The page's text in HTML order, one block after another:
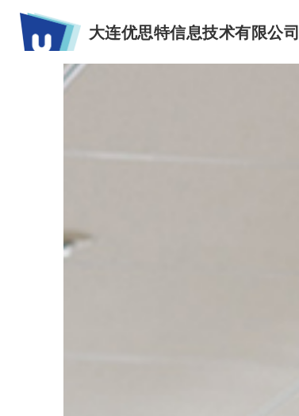
大连优思特信息技术有限公司